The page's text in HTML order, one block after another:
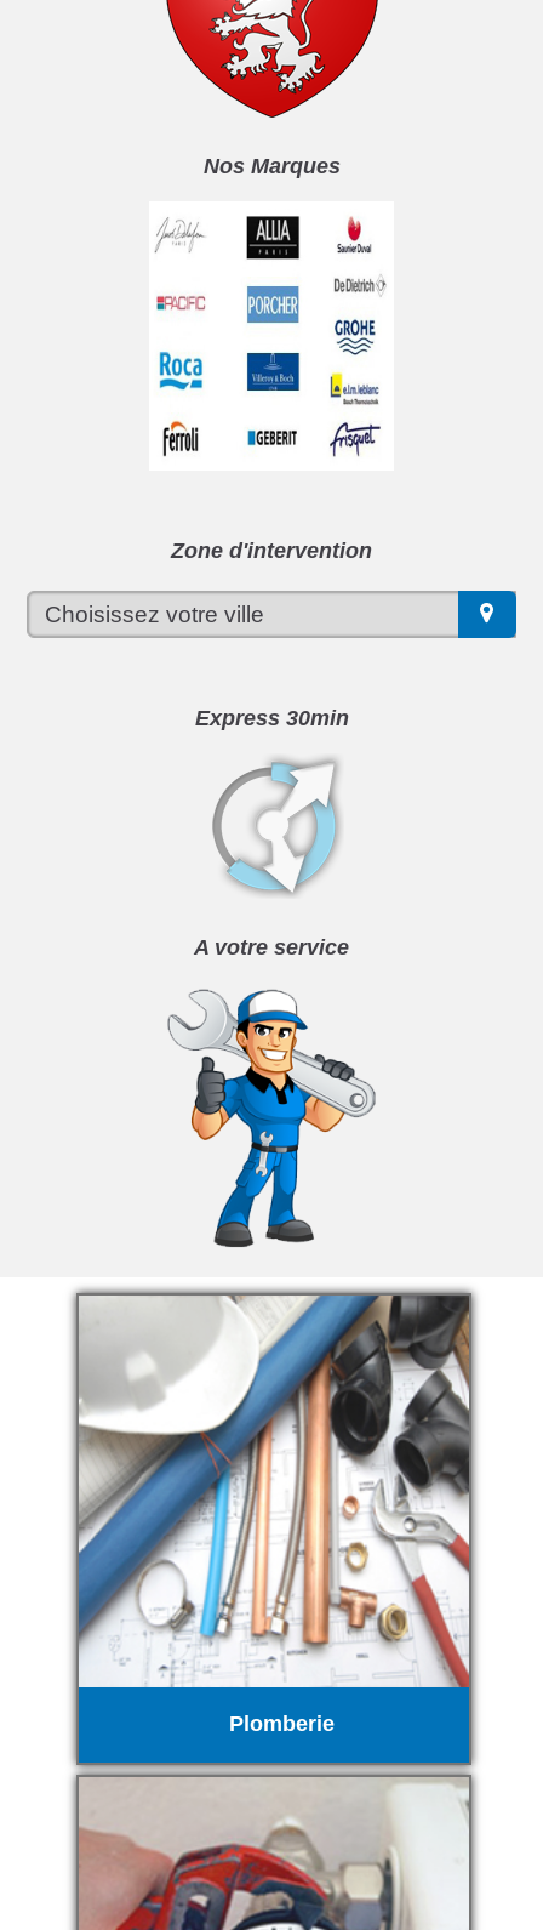
Nos Marques
Zone d'intervention
Express 30min
A votre service
Plomberie